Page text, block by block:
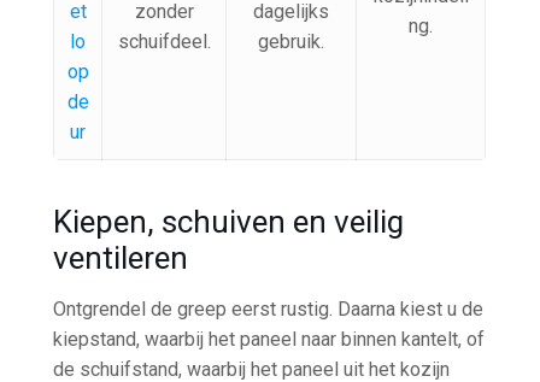
et
lo
op
de
ur
zonder
schuifdeel.
dagelijks
gebruik.
ng.
Kiepen, schuiven en veilig
ventileren
Ontgrendel de greep eerst rustig. Daarna kiest u de
kiepstand, waarbij het paneel naar binnen kantelt, of
de schuifstand, waarbij het paneel uit het kozijn